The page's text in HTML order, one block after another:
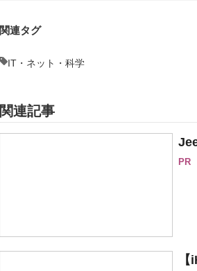
関連タグ
IT・ネット・科学
関連記事
PR